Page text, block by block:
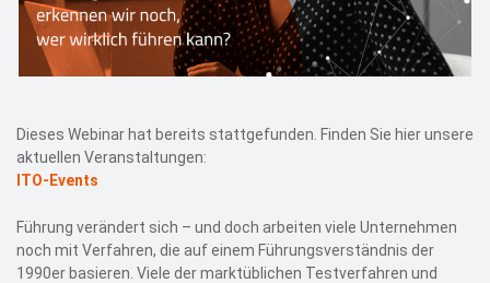
Dieses Webinar hat bereits stattgefunden. Finden Sie hier unsere
aktuellen Veranstaltungen:
ITO-Events
Führung verändert sich – und doch arbeiten viele Unternehmen
noch mit Verfahren, die auf einem Führungsverständnis der
1990er basieren. Viele der marktüblichen Testverfahren und